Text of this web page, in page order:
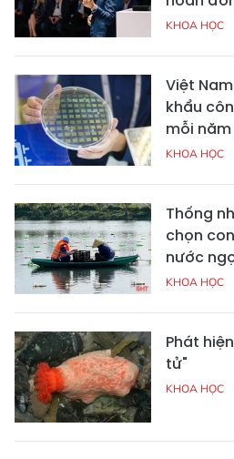
KHOA HỌC
Việt
khẩu
mỗi năm
KHOA HỌC
Thống
chọn
nước
KHOA HỌC
Phát
tử"
KHOA HỌC